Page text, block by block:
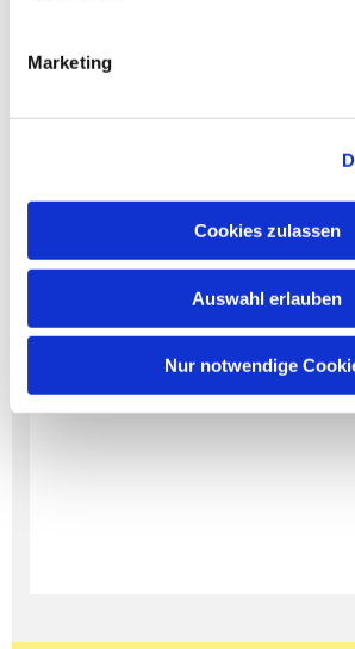
Marketing
Cookies zulassen
Auswahl erlauben
Nur notwendige